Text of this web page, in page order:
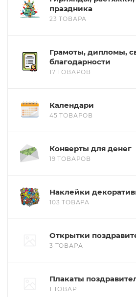
праздника
23 ТОВАРА
Грамоты, дипломы,
благодарности
17 ТОВАРОВ
Календари
45 ТОВАРОВ
Конверты для денег
19 ТОВАРОВ
Наклейки
103 ТОВАРА
Открытки
3 ТОВАРА
Плакаты
1 ТОВАР